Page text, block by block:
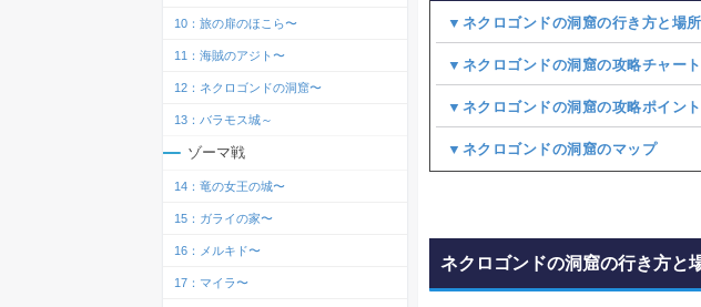
▼ネクロゴンドの洞窟の行き方と場所
▼ネクロゴンドの洞窟の攻略チャート
▼ネクロゴンドの洞窟の攻略ポイント
▼ネクロゴンドの洞窟のマップ
ネクロゴンドの洞窟の行き方と
10：旅の扉のほこら〜
11：海賊のアジト〜
12：ネクロゴンドの洞窟〜
13：バラモス城～
ゾーマ戦
14：竜の女王の城〜
15：ガライの家〜
16：メルキド〜
17：マイラ〜